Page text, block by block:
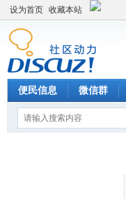
设为首页 收藏本站
便民信息 微信群